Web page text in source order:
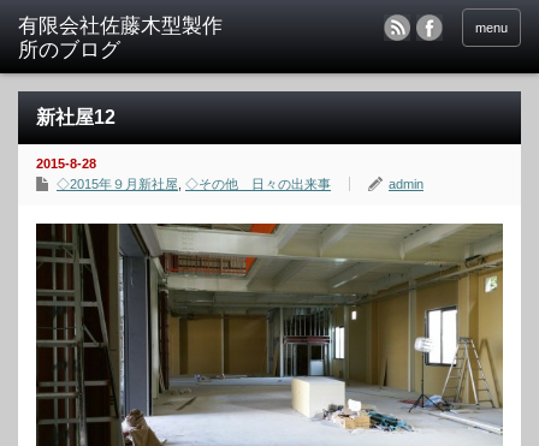
menu
新社屋12
2015-8-28
◇2015年９月新社屋 ◇その他 日々の出来事 admin